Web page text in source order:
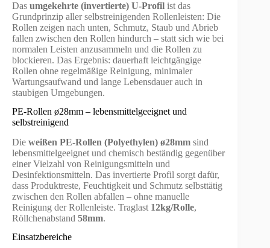
Das umgekehrte (invertierte) U-Profil ist das
Grundprinzip aller selbstreinigenden Rollenleisten: Die
Rollen zeigen nach unten, Schmutz, Staub und Abrieb
fallen zwischen den Rollen hindurch – statt sich wie bei
normalen Leisten anzusammeln und die Rollen zu
blockieren. Das Ergebnis: dauerhaft leichtgängige
Rollen ohne regelmäßige Reinigung, minimaler
Wartungsaufwand und lange Lebensdauer auch in
staubigen Umgebungen.
PE-Rollen ø28mm – lebensmittelgeeignet und
selbstreinigend
Die weißen PE-Rollen (Polyethylen) ø28mm sind
lebensmittelgeeignet und chemisch beständig gegenüber
einer Vielzahl von Reinigungsmitteln und
Desinfektionsmitteln. Das invertierte Profil sorgt dafür,
dass Produktreste, Feuchtigkeit und Schmutz selbsttätig
zwischen den Rollen abfallen – ohne manuelle
Reinigung der Rollenleiste. Traglast 12kg/Rolle,
Röllchenabstand 58mm.
Einsatzbereiche